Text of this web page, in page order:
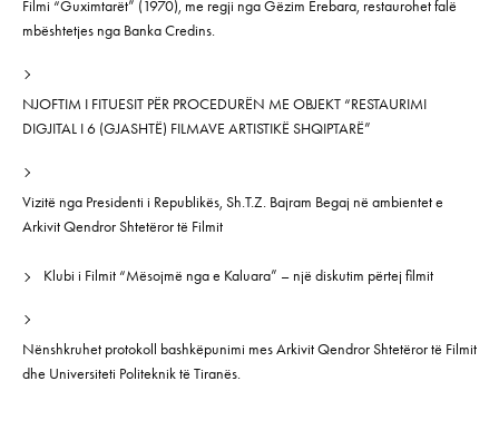
Filmi “Guximtarët” (1970), me regji nga Gëzim Erebara, restaurohet falë
mbështetjes nga Banka Credins.
NJOFTIM I FITUESIT PËR PROCEDURËN ME OBJEKT “RESTAURIMI
DIGJITAL I 6 (GJASHTË) FILMAVE ARTISTIKË SHQIPTARË”
Vizitë nga Presidenti i Republikës, Sh.T.Z. Bajram Begaj në ambientet e
Arkivit Qendror Shtetëror të Filmit
Klubi i Filmit “Mësojmë nga e Kaluara” – një diskutim përtej filmit
Nënshkruhet protokoll bashkëpunimi mes Arkivit Qendror Shtetëror të Filmit
dhe Universiteti Politeknik të Tiranës.